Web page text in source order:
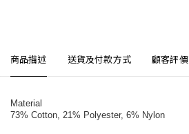
商品描述 送貨及付款方式 顧客評價
Material
73% Cotton, 21% Polyester, 6% Nylon